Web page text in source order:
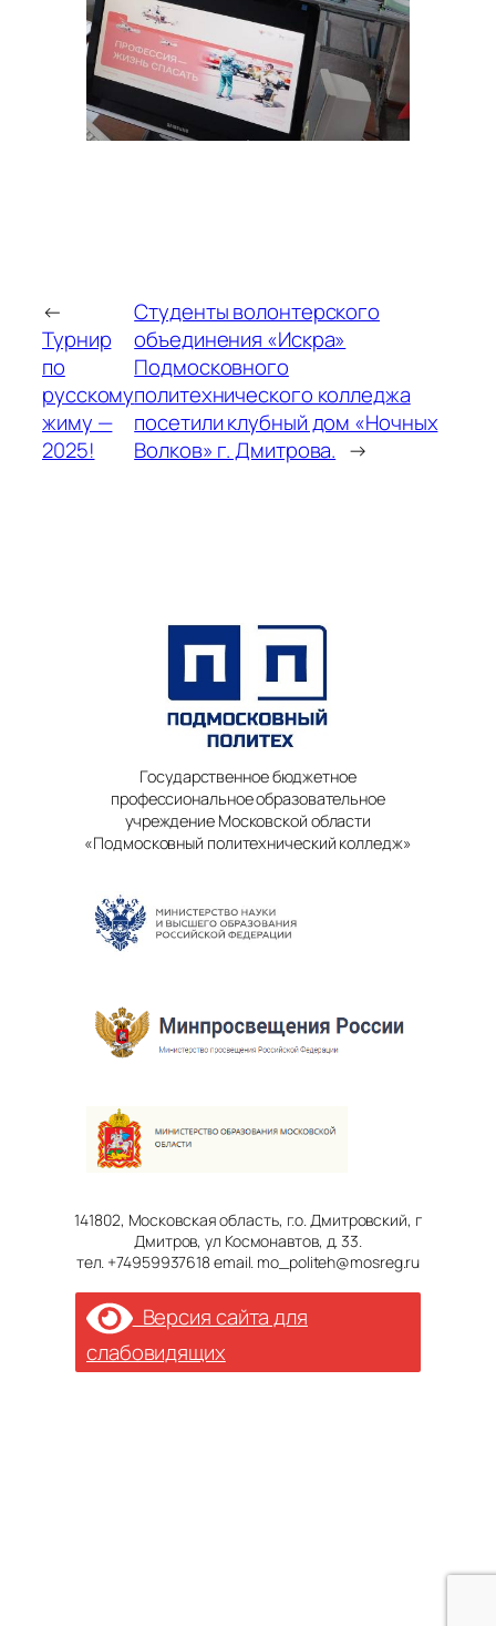
←
Турнир
по
русскому
жиму —
2025!
Студенты волонтерского
объединения «Искра»
Подмосковного
политехнического колледжа
посетили клубный дом «Ночных
Волков» г. Дмитрова. →
Государственное бюджетное
профессиональное образовательное
учреждение Московской области
«Подмосковный политехнический колледж»
141802, Московская область, г.о. Дмитровский, г
Дмитров, ул Космонавтов, д. 33.
тел. +74959937618 email. mo_politeh@mosreg.ru
Версия сайта для
слабовидящих